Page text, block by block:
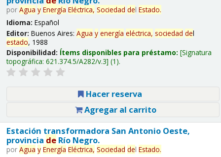
por Agua y Energía Eléctrica, Sociedad del Estado.
Idioma: Español
Editor: Buenos Aires: Agua y energía eléctrica, sociedad del
estado, 1988
Disponibilidad: Ítems disponibles para préstamo: Signatura
topográfica: 621.374.5/A282/v.3 (1).
Hacer reserva
Agregar al carrito
Estación transformadora San Antonio Oeste,
provincia deRío Negro.
por Agua y Energía Eléctrica, Sociedad del Estado.